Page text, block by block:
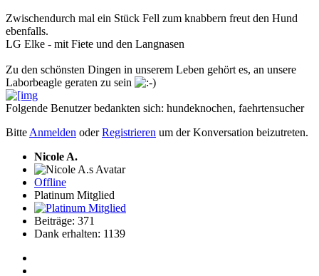
Zwischendurch mal ein Stück Fell zum knabbern freut den Hund
ebenfalls.
LG Elke - mit Fiete und den Langnasen
Zu den schönsten Dingen in unserem Leben gehört es, an unsere
Laborbeagle geraten zu sein
Folgende Benutzer bedankten sich: hundeknochen, faehrtensucher
BitteAnmelden oderRegistrieren um der Konversation beizutreten.
Nicole A.
Offline
Platinum Mitglied
Beiträge: 371
Dank erhalten: 1139